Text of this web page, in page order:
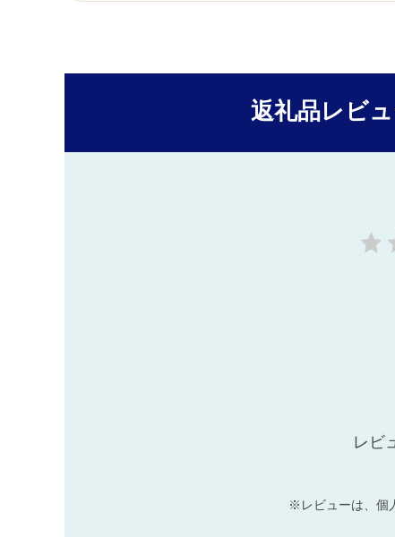
返礼品レビ
レビ
※レビューは、個